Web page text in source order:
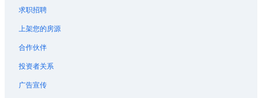
位于国土的 2 星级酒店
位于河牧场的浪漫酒店
位于赛百灵的经济型酒店
位于邦尼湖的高尔夫酒店
位于巴托的沙滩酒店
求职招聘
上架您的房源
合作伙伴
投资者关系
广告宣传